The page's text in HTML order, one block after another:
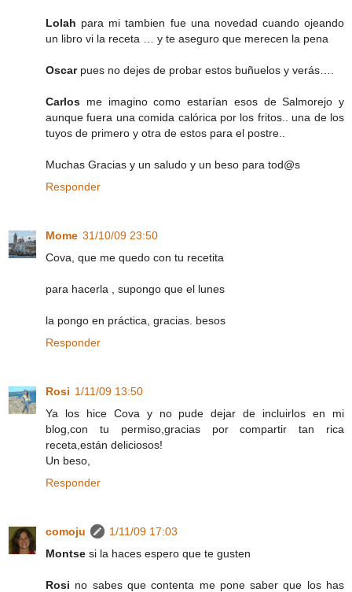
Lolah para mi tambien fue una novedad cuando ojeando
un libro vi la receta … y te aseguro que merecen la pena
Oscarpues no dejes de probar estos buñuelos y verás….
Carlos me imagino como estarían esos de Salmorejo y
aunque fuera una comida calórica por los fritos.. una de los
tuyos de primero y otra de estos para el postre..
Muchas Gracias y un saludo y un beso para tod@s
Responder
Mome 31/10/09 23:50
Cova, que me quedo con tu recetita
para hacerla , supongo que el lunes
la pongo en práctica, gracias. besos
Responder
Rosi 1/11/09 13:50
Ya los hice Cova y no pude dejar de incluirlos en mi
blog,con tu permiso,gracias por compartir tan rica
receta,están deliciosos!
Un beso,
Responder
comoju
1/11/09 17:03
Montse si la haces espero que te gusten
Rosi no sabes que contenta me pone saber que los has